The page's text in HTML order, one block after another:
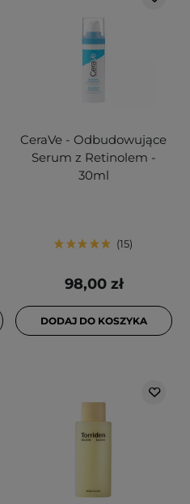
CeraVe - Odbudowujące
Serum z Retinolem -
30ml
15
98,00 zł
DODAJ DO KOSZYKA